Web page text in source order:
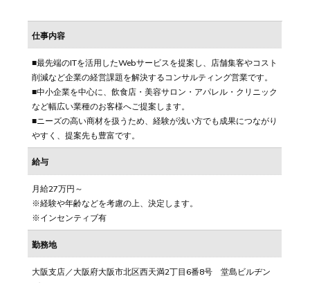
仕事内容
■最先端のITを活用したWebサービスを提案し、店舗集客やコスト
削減など企業の経営課題を解決するコンサルティング営業です。
■中小企業を中心に、飲食店・美容サロン・アパレル・クリニック
など幅広い業種のお客様へご提案します。
■ニーズの高い商材を扱うため、経験が浅い方でも成果につながり
やすく、提案先も豊富です。
給与
月給27万円～
※経験や年齢などを考慮の上、決定します。
※インセンティブ有
勤務地
大阪支店／大阪府大阪市北区西天満2丁目6番8号 堂島ビルヂン